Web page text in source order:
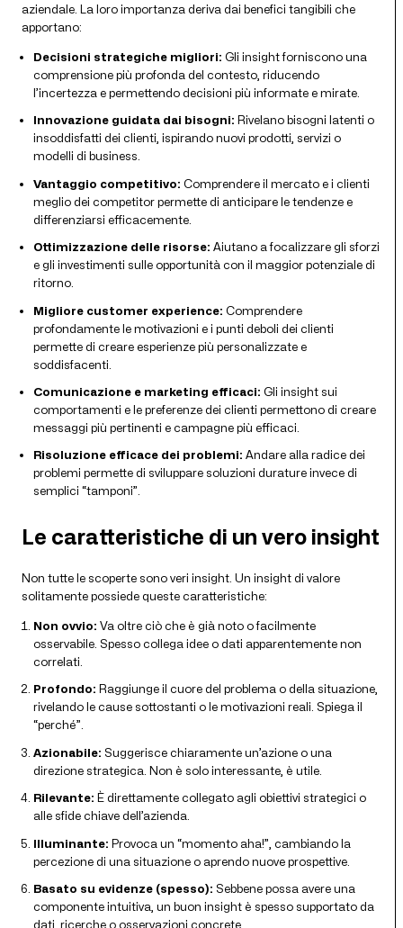
aziendale. La loro importanza deriva dai benefici tangibili che
apportano:
Decisioni strategiche migliori: Gli insight forniscono una
comprensione più profonda del contesto, riducendo
l’incertezza e permettendo decisioni più informate e mirate.
Innovazione guidata dai bisogni: Rivelano bisogni latenti o
insoddisfatti dei clienti, ispirando nuovi prodotti, servizi o
modelli di business.
Vantaggio competitivo: Comprendere il mercato e i clienti
meglio dei competitor permette di anticipare le tendenze e
differenziarsi efficacemente.
Ottimizzazione delle risorse: Aiutano a focalizzare gli sforzi
e gli investimenti sulle opportunità con il maggior potenziale di
ritorno.
Migliore customer experience: Comprendere
profondamente le motivazioni e i punti deboli dei clienti
permette di creare esperienze più personalizzate e
soddisfacenti.
Comunicazione e marketing efficaci: Gli insight sui
comportamenti e le preferenze dei clienti permettono di creare
messaggi più pertinenti e campagne più efficaci.
Risoluzione efficace dei problemi: Andare alla radice dei
problemi permette di sviluppare soluzioni durature invece di
semplici “tamponi”.
Le caratteristiche di un vero insight
Non tutte le scoperte sono veri insight. Un insight di valore
solitamente possiede queste caratteristiche:
Non ovvio: Va oltre ciò che è già noto o facilmente
osservabile. Spesso collega idee o dati apparentemente non
correlati.
Profondo: Raggiunge il cuore del problema o della situazione,
rivelando le cause sottostanti o le motivazioni reali. Spiega il
“perché”.
Azionabile: Suggerisce chiaramente un’azione o una
direzione strategica. Non è solo interessante, è utile.
Rilevante: È direttamente collegato agli obiettivi strategici o
alle sfide chiave dell’azienda.
Illuminante: Provoca un “momento aha!”, cambiando la
percezione di una situazione o aprendo nuove prospettive.
Basato su evidenze (spesso): Sebbene possa avere una
componente intuitiva, un buon insight è spesso supportato da
dati, ricerche o osservazioni concrete.